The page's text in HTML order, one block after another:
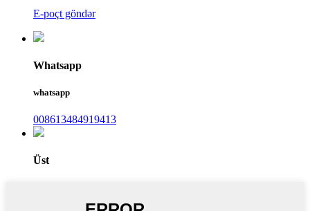
E-poçt göndər
Whatsapp
whatsapp
008613484919413
Üst